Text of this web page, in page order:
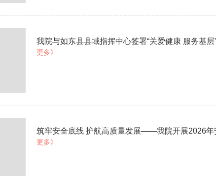
我院与如东县县域指挥中心签署“关爱健康 服务基层
更多》
筑牢安全底线 护航高质量发展——我院开展2026年
更多》